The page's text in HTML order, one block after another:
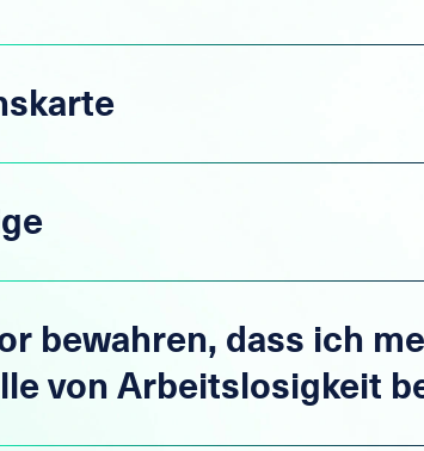
bewahren, dass ich
von Arbeitslosigkeit